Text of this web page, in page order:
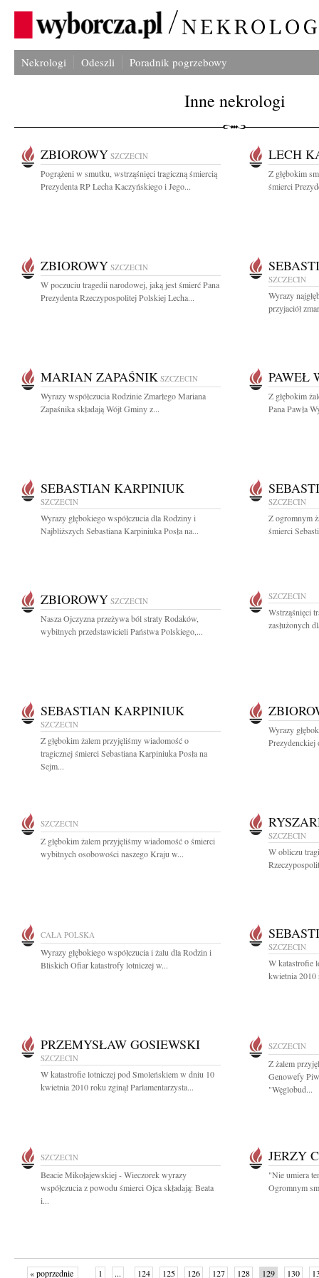
Nekrologi Odeszli Poradnik pogrzebowy
Inne nekrologi
ZBIOROWY SZCZECIN
Pogrążeni w smutku, wstrząśnięci tragiczną śmiercią
Prezydenta RP Lecha Kaczyńskiego i Jego...
LECH
Z głębokim
śmierci
ZBIOROWY SZCZECIN
W poczuciu tragedii narodowej, jaką jest śmierć Pana
Prezydenta Rzeczypospolitej Polskiej Lecha...
SZCZECIN
Wyrazy
przyjaciół
MARIAN ZAPAŚNIK SZCZECIN
Wyrazy współczucia Rodzinie Zmarłego Mariana
Zapaśnika składają Wójt Gminy z...
PAWEŁ
Z głębokim
Pana Pawła
SEBASTIAN KARPINIUK
SZCZECIN
Wyrazy głębokiego współczucia dla Rodziny i
Najbliższych Sebastiana Karpiniuka Posła na...
SZCZECIN
Z ogromnym
śmierci
ZBIOROWY SZCZECIN
Nasza Ojczyzna przeżywa ból straty Rodaków,
wybitnych przedstawicieli Państwa Polskiego,...
SZCZECIN
Wstrząśnięci
zasłużonych
SEBASTIAN KARPINIUK
SZCZECIN
Z głębokim żalem przyjęliśmy wiadomość o
tragicznej śmierci Sebastiana Karpiniuka Posła na
Sejm...
Wyrazy
Prezydenckiej
SZCZECIN
Z głębokim żalem przyjęliśmy wiadomość o śmierci
wybitnych osobowości naszego Kraju w...
SZCZECIN
W obliczu
CAŁA POLSKA
Wyrazy głębokiego współczucia i żalu dla Rodzin i
Bliskich Ofiar katastrofy lotniczej w...
SZCZECIN
W katastrofie
kwietnia 2010
PRZEMYSŁAW GOSIEWSKI
SZCZECIN
W katastrofie lotniczej pod Smoleńskiem w dniu 10
kwietnia 2010 roku zginął Parlamentarzysta...
SZCZECIN
Z żalem
Genowefy
"Węglobud...
SZCZECIN
Beacie Mikołajewskiej - Wieczorek wyrazy
współczucia z powodu śmierci Ojca składają: Beata
i...
JERZY
"Nie umiera
Ogromnym
« poprzednie 1 ... 124 125 126 127 128 129 130